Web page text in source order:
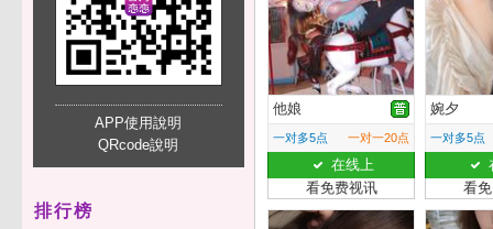
APP使用說明
QRcode說明
排行榜
他娘
一对多5点 一对一20点
在线上
看免费视讯
婉夕
一对多5点
看